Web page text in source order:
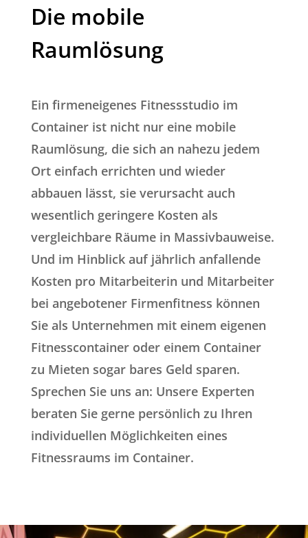
Die mobile
Raumlösung
Ein firmeneigenes Fitnessstudio im
Container ist nicht nur eine mobile
Raumlösung, die sich an nahezu jedem
Ort einfach errichten und wieder
abbauen lässt, sie verursacht auch
wesentlich geringere Kosten als
vergleichbare Räume in Massivbauweise.
Und im Hinblick auf jährlich anfallende
Kosten pro Mitarbeiterin und Mitarbeiter
bei angebotener Firmenfitness können
Sie als Unternehmen mit einem eigenen
Fitnesscontainer oder einem Container
zu Mieten sogar bares Geld sparen.
Sprechen Sie uns an: Unsere Experten
beraten Sie gerne persönlich zu Ihren
individuellen Möglichkeiten eines
Fitnessraums im Container.